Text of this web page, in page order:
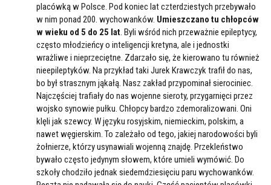
placówką w Polsce. Pod koniec lat czterdziestych przebywało
w nim ponad 200. wychowanków. Umieszczano tu chłopców
w wieku od 5 do 25 lat. Byli wśród nich przeważnie epileptycy,
często młodzieńcy o inteligencji kretyna, ale i jednostki
wrażliwe i nieprzeciętne. Zdarzało się, że kierowano tu również
nieepileptyków. Na przykład taki Jurek Krawczyk trafił do nas,
bo był strasznym jąkałą. Nasz zakład przypominał sierociniec.
Najczęściej trafiały do nas wojenne sieroty, przygarnięci przez
wojsko synowie pułku. Chłopcy bardzo zdemoralizowani. Oni
klęli jak szewcy. W języku rosyjskim, niemieckim, polskim, a
nawet węgierskim. To zależało od tego, jakiej narodowości byli
żołnierze, którzy usynawiali wojenną znajdę. Przekleństwo
bywało często jedynym słowem, które umieli wymówić. Do
szkoły chodziło jednak siedemdziesięciu paru wychowanków.